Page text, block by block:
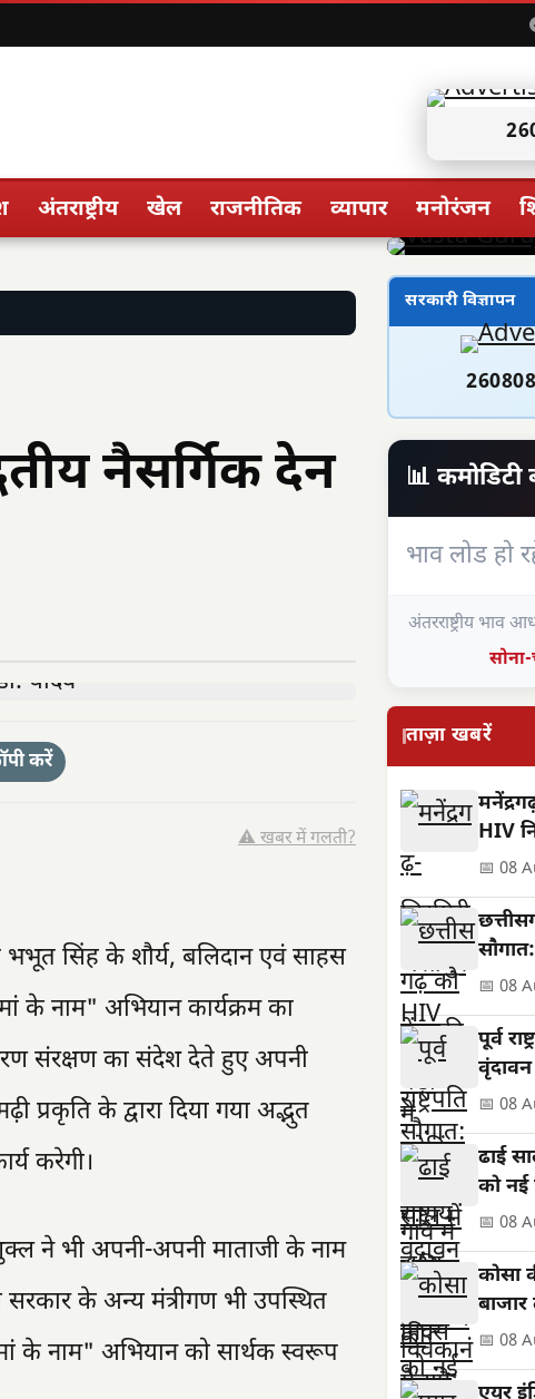
अंतराष्ट्रीय खेल राजनीतिक व्यापार मनोरंजन
नैसर्गिक देन
करें
⚠️ खबर में गलती?
भभूत सिंह के शौर्य, बलिदान एवं साहस
नाम" अभियान कार्यक्रम का
संरक्षण का संदेश देते हुए अपनी
प्रकृति के द्वारा दिया गया अद्भुत
करेगी।
ने भी अपनी-अपनी माताजी के नाम
के अन्य मंत्रीगण भी उपस्थित
के नाम" अभियान को सार्थक स्वरूप
सरकारी विज्ञापन
📊 कमोडिटी
भाव लोड हो
अंतरराष्ट्रीय भाव
सोना-
ताज़ा खबरें
HIV
राष्ट्रीय
📅 08
📅 08
पूर्व
वृंदावन
देखा
📅 08
ढाई
को नई
बनाई
📅 08
कोसा
किया
हैंडलूम
📅 08